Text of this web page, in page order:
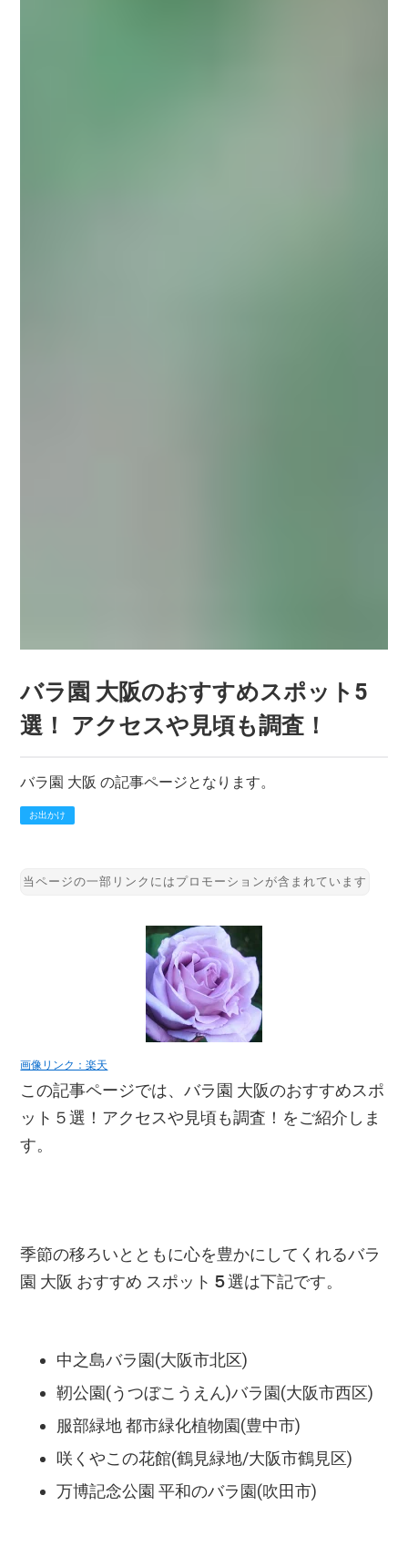
バラ園 大阪のおすすめスポット5
選！ アクセスや見頃も調査！
バラ園 大阪 の記事ページとなります。
お出かけ
画像リンク：楽天
この記事ページでは、バラ園 大阪のおすすめスポ
ット５選！アクセスや見頃も調査！をご紹介しま
す。
季節の移ろいとともに心を豊かにしてくれるバラ
園 大阪 おすすめ スポット ５選は下記です。
中之島バラ園(大阪市北区)
靭公園(うつぼこうえん)バラ園(大阪市西区)
服部緑地 都市緑化植物園(豊中市)
咲くやこの花館(鶴見緑地/大阪市鶴見区)
万博記念公園 平和のバラ園(吹田市)